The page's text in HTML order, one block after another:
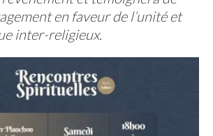
en faveur de l’unité et
inter-religieux.